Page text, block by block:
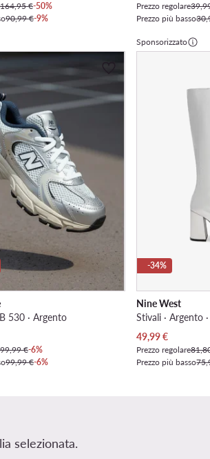
164,95 €-50%
90,99 €-9%
Prezzo regolare
Prezzo più basso
530 · Argento
99,99 €-6%
99,99 €-6%
Sponsorizzato
-34%
Nine West
Stivali · Argento
Prezzo attuale
49,99€
Prezzo regolare
Prezzo più basso
selezionata.